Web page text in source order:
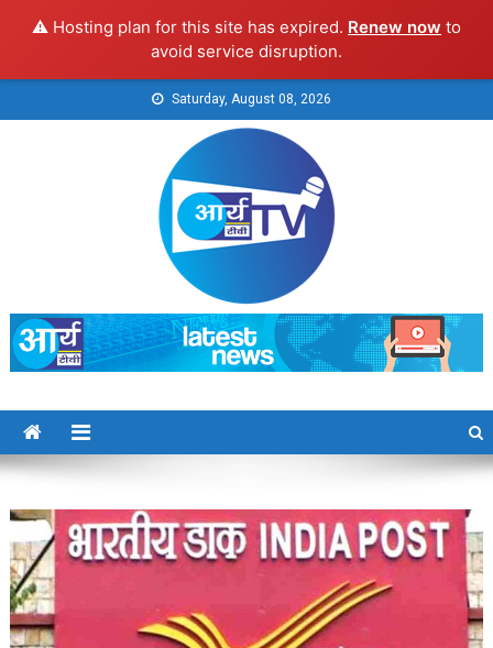
⚠️ Hosting plan for this site has expired. Renew now to
avoid service disruption.
to
Saturday, August 08, 2026
Arya TV